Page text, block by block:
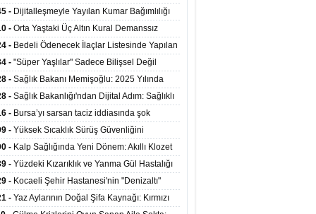
Kısırlık ve Alerji Riski Uyarısı
- Dijitalleşmeyle Yayılan Kumar Bağımlılığı
ve Aileyi Yıkıma Uğratıyor
- Orta Yaştaki Üç Altın Kural Demanssız
13 Yıl Uzatabiliyor
- Bedeli Ödenecek İlaçlar Listesinde Yapılan
Hakkında Duyuru 2026/30
- "Süper Yaşlılar" Sadece Bilişsel Değil
Olarak da Daha Sağlıklı Yaşıyor
- Sağlık Bakanı Memişoğlu: 2025 Yılında
Aşkın Kişiye Emzirme Eğitimi Verildi
- Sağlık Bakanlığı'ndan Dijital Adım: Sağlıklı
Merkezlerinde Uzaktan Sağlık Hizmeti
- Bursa’yı sarsan taciz iddiasında şok
- Yüksek Sıcaklık Sürüş Güvenliğini
40 Derecede Güvenli Sürüş Süresi 53
İniyor
- Kalp Sağlığında Yeni Dönem: Akıllı Klozet
30 Saniyede Ritim Bozukluğunu Tespit
- Yüzdeki Kızarıklık ve Yanma Gül Hastalığı
Belirtisi Olabilir
- Kocaeli Şehir Hastanesi'nin "Denizaltı"
Ünitesi Hastalara Umut Oluyor
- Yaz Aylarının Doğal Şifa Kaynağı: Kırmızı